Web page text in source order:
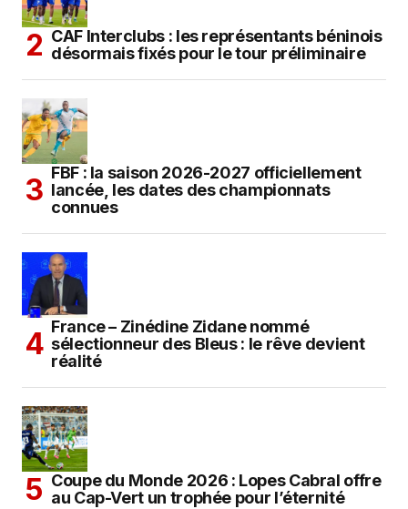
CAF Interclubs : les représentants béninois
désormais fixés pour le tour préliminaire
FBF : la saison 2026-2027 officiellement
lancée, les dates des championnats
connues
France – Zinédine Zidane nommé
sélectionneur des Bleus : le rêve devient
réalité
Coupe du Monde 2026 : Lopes Cabral offre
au Cap-Vert un trophée pour l’éternité